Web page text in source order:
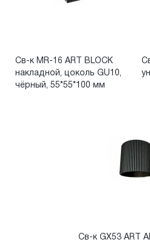
Св-к MR-16 ART BLOCK
накладной, цоколь GU10,
чёрный, 55*55*100 мм
Св-к GX53 ART